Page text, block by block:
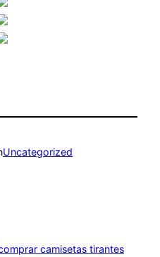
Uncategorized
camisetas tirantes